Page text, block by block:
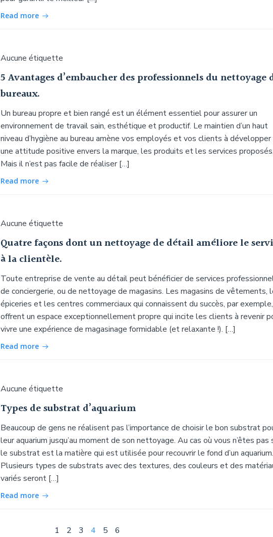
Read more
Aucune étiquette
5 Avantages d’embaucher des professionnels du nettoyage
bureaux.
Un bureau propre et bien rangé est un élément essentiel pour assurer un
environnement de travail sain, esthétique et productif. Le maintien d’un haut
niveau d’hygiène au bureau amène vos employés et vos clients à développer
une attitude positive envers la marque, les produits et les services proposés.
Mais il n’est pas facile de réaliser […]
Read more
Aucune étiquette
Quatre façons dont un nettoyage de détail améliore le
à la clientèle.
Toute entreprise de vente au détail peut bénéficier de services
de conciergerie, ou de nettoyage de magasins. Les magasins de vêtements,
épiceries et les centres commerciaux qui connaissent du succès, par exemple,
offrent un espace exceptionnellement propre qui incite les clients à revenir
vivre une expérience de magasinage formidable (et relaxante !). […]
Read more
Aucune étiquette
Types de substrat d’aquarium
Beaucoup de gens ne réalisent pas l’importance de choisir le bon substrat
leur aquarium jusqu’au moment de son nettoyage. Au cas où vous n’êtes pas
le substrat est la matière qui est utilisée pour recouvrir le fond d’un aquarium.
Plusieurs types de substrats avec des textures, des couleurs et des
variés seront […]
Read more
Page
1 Page
2 Page
3 Page
4 Page
5 Page
6